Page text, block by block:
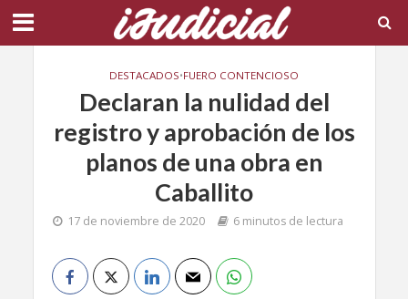
DESTACADOS•FUERO CONTENCIOSO
Declaran la nulidad del
registro y aprobación de los
planos de una obra en
Caballito
17 de noviembre de 2020 6 minutos de lectura